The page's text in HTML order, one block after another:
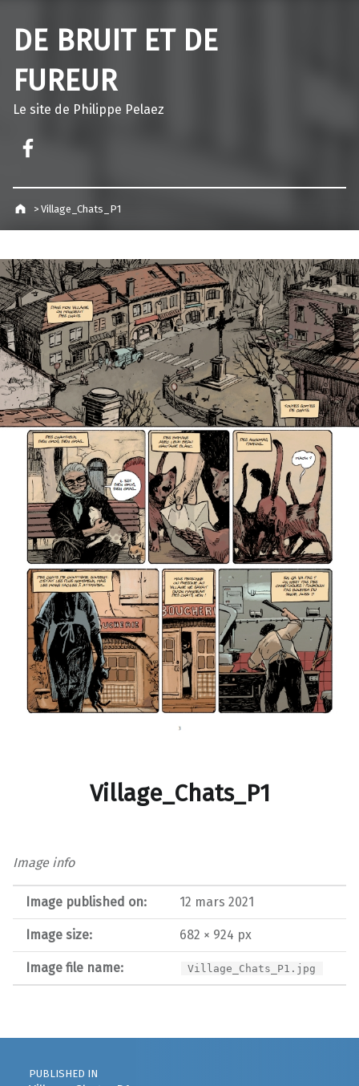
DE BRUIT ET DE
FUREUR
Le site de Philippe Pelaez
> Village_Chats_P1
Village_Chats_P1
Image info
Image published on: 12 mars 2021
Image size: 682 × 924 px
Image file name: Village_Chats_P1.jpg
Post navigation
PUBLISHED IN